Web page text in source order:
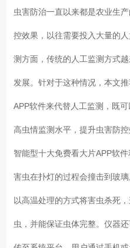
虫害防治一直以来都是农业生
控效果，以往需要投入大量的
测方面，传统的人工监测方式
发展。针对于这种情况，本文
APP软件来代替人工监测，既
高虫情监测水平，提升虫害防
智能型十大免费看大片APP软
害虫在扑灯的过程会撞击到玻
以高温处理的方式将害虫杀死
虫，并能保证虫体完整。仪器